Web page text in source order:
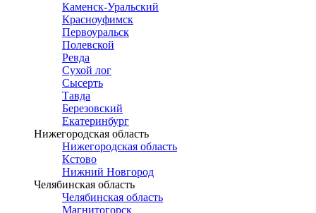
Каменск-Уральский
Красноуфимск
Первоуральск
Полевской
Ревда
Сухой лог
Сысерть
Тавда
Березовский
Екатеринбург
Нижегородская область
Нижегородская область
Кстово
Нижний Новгород
Челябинская область
Челябинская область
Магнитогорск